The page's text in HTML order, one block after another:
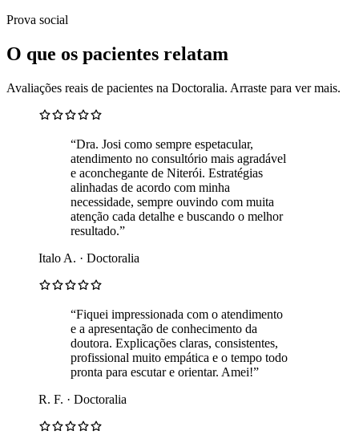
Prova social
O que os pacientes relatam
Avaliações reais de pacientes na Doctoralia. Arraste para ver mais.
“Dra. Josi como sempre espetacular,
atendimento no consultório mais agradável
e aconchegante de Niterói. Estratégias
alinhadas de acordo com minha
necessidade, sempre ouvindo com muita
atenção cada detalhe e buscando o melhor
resultado.”
Italo A. · Doctoralia
“Fiquei impressionada com o atendimento
e a apresentação de conhecimento da
doutora. Explicações claras, consistentes,
profissional muito empática e o tempo todo
pronta para escutar e orientar. Amei!”
R. F. · Doctoralia